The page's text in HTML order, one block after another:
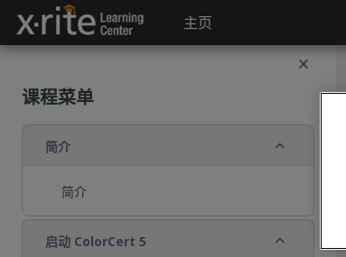
跳到主要内容
主页
课程菜单
简介 折叠
简介
启动 ColorCert 5 折叠